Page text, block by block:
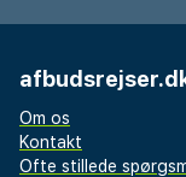
Om os
Kontakt
Ofte stillede